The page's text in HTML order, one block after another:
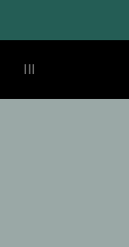
|||